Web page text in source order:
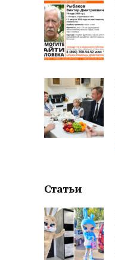
Статьи